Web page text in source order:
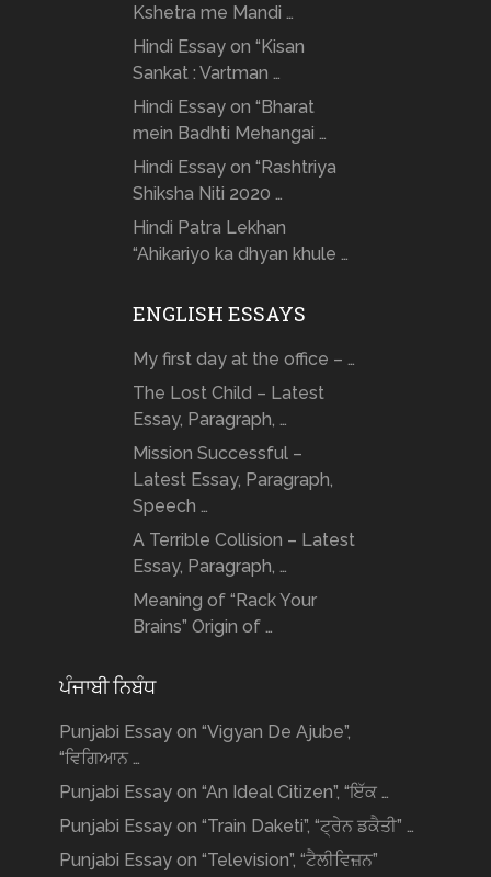
Kshetra me Mandi …
Hindi Essay on “Kisan
Sankat : Vartman …
Hindi Essay on “Bharat
mein Badhti Mehangai …
Hindi Essay on “Rashtriya
Shiksha Niti 2020 …
Hindi Patra Lekhan
“Ahikariyo ka dhyan khule …
ENGLISH ESSAYS
My first day at the office – …
The Lost Child – Latest
Essay, Paragraph, …
Mission Successful –
Latest Essay, Paragraph,
Speech …
A Terrible Collision – Latest
Essay, Paragraph, …
Meaning of “Rack Your
Brains” Origin of …
ਪੰਜਾਬੀ ਨਿਬੰਧ
Punjabi Essay on “Vigyan De Ajube”,
“ਵਿਗਿਆਨ …
Punjabi Essay on “An Ideal Citizen”, “ਇੱਕ …
Punjabi Essay on “Train Daketi”, “ਟ੍ਰੇਨ ਡਕੈਤੀ” …
Punjabi Essay on “Television”, “ਟੈਲੀਵਿਜ਼ਨ”